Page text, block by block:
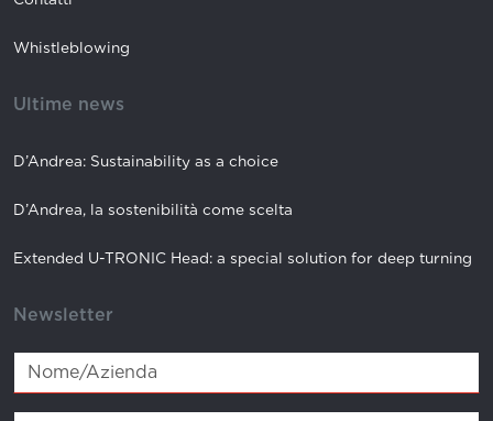
Whistleblowing
Ultime news
D’Andrea: Sustainability as a choice
D’Andrea, la sostenibilità come scelta
Extended U-TRONIC Head: a special solution for deep turning
Newsletter